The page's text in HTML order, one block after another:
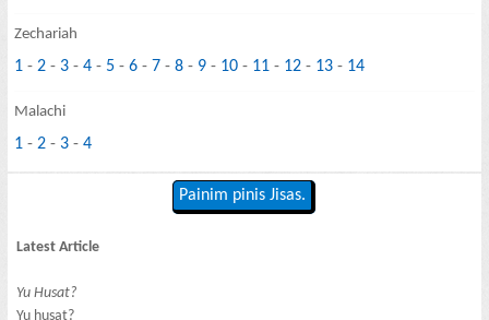
Zechariah
1 -2 - 3 -4 - 5 -6 - 7 -8 - 9 - 10 - 11 - 12 - 13 - 14
Malachi
1 -2 - 3 -4
Painim pinis Jisas.
Latest Article
Yu Husat?
Yu husat?